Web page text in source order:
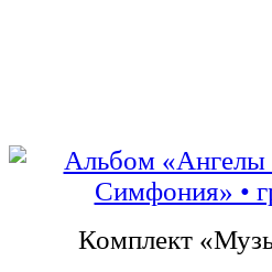
Комплект